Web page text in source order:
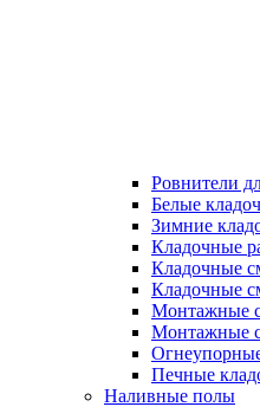
Ровнители
Белые
Зимние
Кладочные
Кладочные
Кладочные
Монтажные
Монтажные
Печные
Наливные полы